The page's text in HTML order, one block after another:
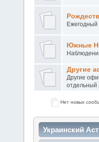
Южные
Другие
Другие
отдельный
Нет новых
Украинский